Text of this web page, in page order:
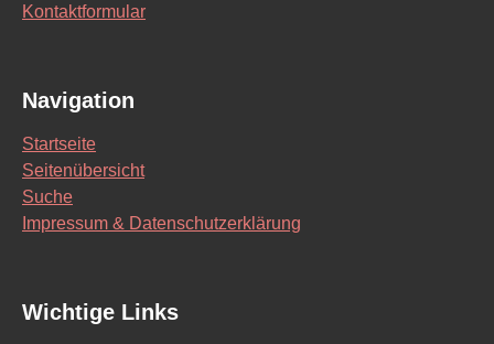
Kontaktformular
Navigation
Startseite
Seitenübersicht
Suche
Impressum & Datenschutzerklärung
Wichtige Links